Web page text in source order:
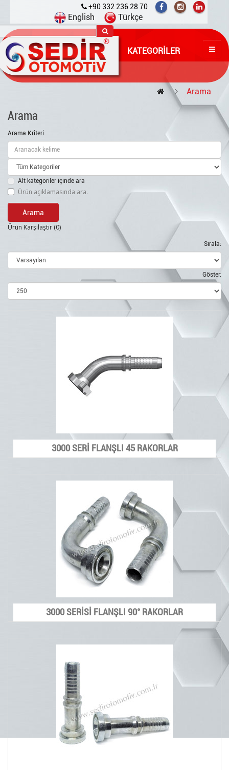
+90 332 236 28 70
English Türkçe
KATEGORILER
Arama
Arama
Arama Kriteri
Alt kategoriler içinde ara
Ürün açıklamasında ara.
Ürün Karşılaştır (0)
Sırala:
Göster:
3000 SERİ FLANŞLI 45 RAKORLAR
3000 SERİSİ FLANŞLI 90° RAKORLAR